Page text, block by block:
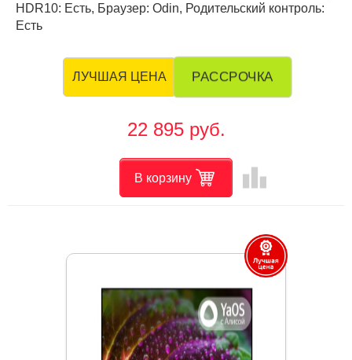
HDR10: Есть, Браузер: Odin, Родительский контроль:
Есть
ЛУЧШАЯ ЦЕНА РАССРОЧКА
22 895 руб.
В корзину leaderboard